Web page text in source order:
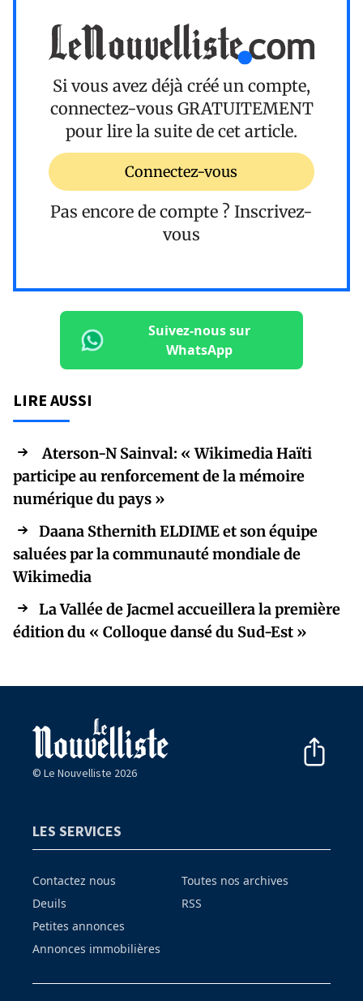
Si vous avez déjà créé un compte,
connectez-vous GRATUITEMENT
pour lire la suite de cet article.
Connectez-vous
Pas encore de compte ? Inscrivez-
vous
Suivez-nous sur
WhatsApp
LIRE AUSSI
Aterson-N Sainval: « Wikimedia Haïti
participe au renforcement de la mémoire
numérique du pays »
Daana Sthernith ELDIME et son équipe
saluées par la communauté mondiale de
Wikimedia
La Vallée de Jacmel accueillera la première
édition du « Colloque dansé du Sud-Est »
© Le Nouvelliste 2026
LES SERVICES
Contactez nous
Deuils
Petites annonces
Annonces immobilières
Toutes nos archives
RSS